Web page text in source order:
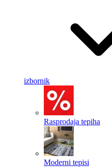
izbornik
Rasprodaja tepiha
Moderni tepisi